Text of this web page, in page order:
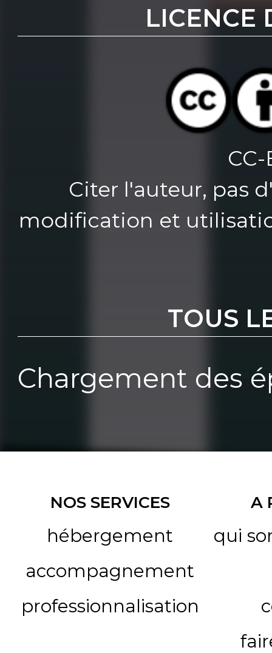
LICENCE
CC-
Citer l'auteur, pas
modification et
TOUS
Chargement des
NOS SERVICES
hébergement
accompagnement
professionnalisation
A
qui